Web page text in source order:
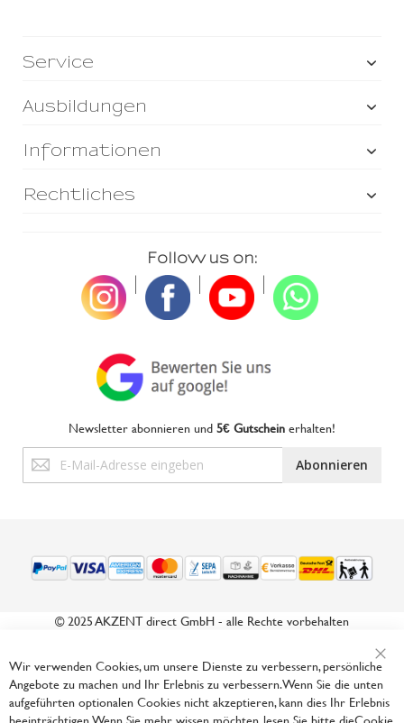
Service
Ausbildungen
Informationen
Rechtliches
Follow us on:
Newsletter abonnieren und5€ Gutscheinerhalten!
Anmeldung
zum
Abonnieren
© 2025 AKZENT direct GmbH - alle Rechte vorbehalten
Wir verwenden Cookies, um unsere Dienste zu verbessern, persönliche
Angebote zu machen und Ihr Erlebnis zu verbessern. Wenn Sie die unten
aufgeführten optionalen Cookies nicht akzeptieren, kann dies Ihr Erlebnis